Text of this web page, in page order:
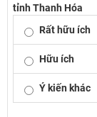
tỉnh Thanh Hóa
Rất hữu ích
Hữu ích
Ý kiến khác